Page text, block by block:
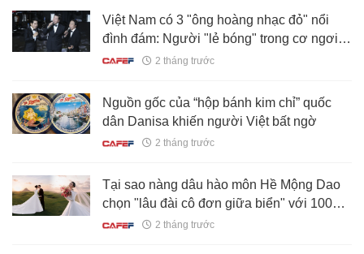
Việt Nam có 3 "ông hoàng nhạc đỏ" nổi
đình đám: Người "lẻ bóng" trong cơ ngơi
10.000m2, người sống kín tiếng, viên mãn
2 tháng trước
Nguồn gốc của “hộp bánh kim chỉ” quốc
dân Danisa khiến người Việt bất ngờ
2 tháng trước
Tại sao nàng dâu hào môn Hề Mộng Dao
chọn "lâu đài cô đơn giữa biển" với 1000
năm tuổi đậm chất "Old Money" làm nơi tổ
2 tháng trước